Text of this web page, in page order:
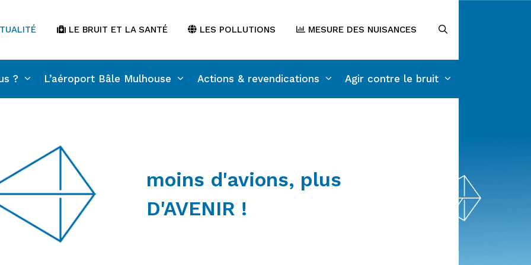
LE BRUIT ET LA SANTÉ LES POLLUTIONS MESURE DES NUISANCES
? L’aéroport Bâle Mulhouse Actions & revendications Agir contre le bruit
moins d'avions, plus
D'AVENIR !